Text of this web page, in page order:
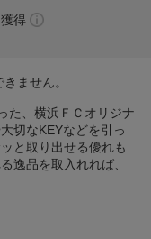
得
ません。
た、横浜ＦＣオリジナ
切なKEYなどを引っ
と取り出せる優れも
逸品を取入れれば、